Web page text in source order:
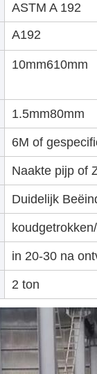
ASTM A 192
A192
10mm610mm
1.5mm80mm
6M of
Naakte pijp of
Duidelijk
in 20-30 na
2 ton